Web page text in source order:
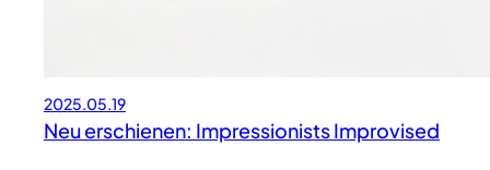
2025.05.19
Neu erschienen: Impressionists Improvised